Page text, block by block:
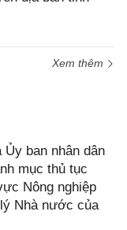
Xem thêm
ban nhân dân
mục thủ tục
Nông nghiệp
Nhà nước của